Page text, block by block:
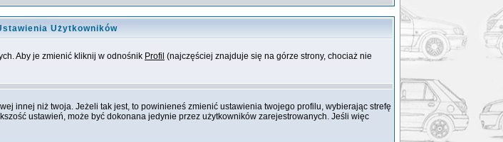
Użytkowników
Aby je zmienić kliknij w odnośnik Profil (najczęściej znajduje się na górze strony, chociaż nie
innej niż twoja. Jeżeli tak jest, to powinieneś zmienić ustawienia twojego profilu, wybierając strefę
ustawień, może być dokonana jedynie przez użytkowników zarejestrowanych. Jeśli więc